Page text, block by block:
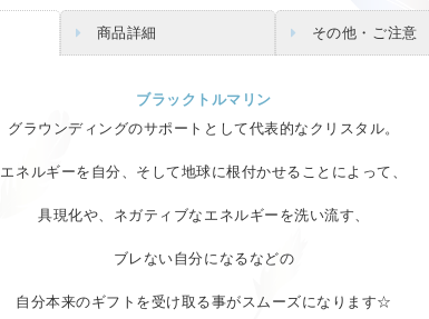
商品詳細 その他・ご注意
ブラックトルマリン
グラウンディングのサポートとして代表的なクリスタル。
エネルギーを自分、そして地球に根付かせることによって、
具現化や、ネガティブなエネルギーを洗い流す、
ブレない自分になるなどの
自分本来のギフトを受け取る事がスムーズになります☆